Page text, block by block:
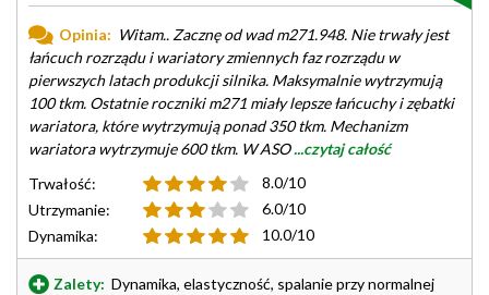
Opinia: Witam.. Zacznę od wad m271.948. Nie trwały jest
łańcuch rozrządu i wariatory zmiennych faz rozrządu w
pierwszych latach produkcji silnika. Maksymalnie wytrzymują
100 tkm. Ostatnie roczniki m271 miały lepsze łańcuchy i zębatki
wariatora, które wytrzymują ponad 350 tkm. Mechanizm
wariatora wytrzymuje 600 tkm. W ASO...czytaj całość
Trwałość:
8.0/10
Utrzymanie:
6.0/10
Dynamika:
10.0/10
Zalety: Dynamika, elastyczność, spalanie przy normalnej